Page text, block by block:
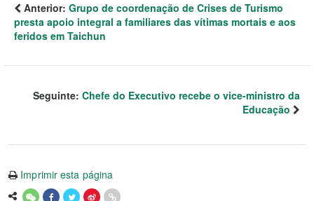
Anterior: Grupo de coordenação de Crises de Turismo
presta apoio integral a familiares das vítimas mortais e aos
feridos em Taichun
Seguinte: Chefe do Executivo recebe o vice-ministro da
Educação
Imprimir esta página